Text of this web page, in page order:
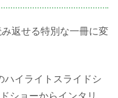
返せる特別な一冊に変
ハイライトスライドシ
ショーからインタリ